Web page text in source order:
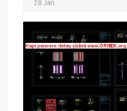
28 Jan